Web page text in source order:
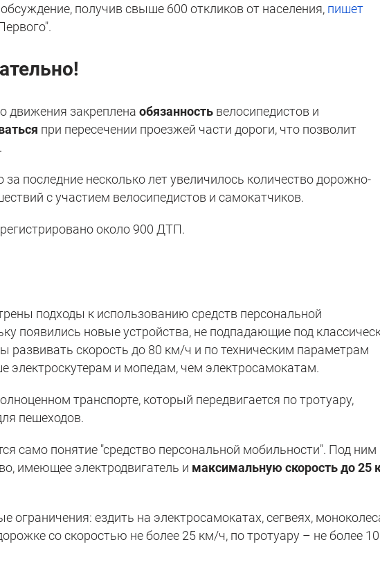
получив свыше 600 откликов от населения, пишет
движения закрепленаобязанность велосипедистов и
при пересечении проезжей части дороги, что позволит
за последние несколько лет увеличилось количество дорожно-
с участием велосипедистов и самокатчиков.
около 900 ДТП.
подходы к использованию средств персональной
появились новые устройства, не подпадающие под
развивать скорость до 80 км/ч и по техническим параметрам
электроскутерам и мопедам, чем электросамокатам.
транспорте, который передвигается по тротуару,
пешеходов.
само понятие "средство персональной мобильности". Под ним
имеющее электродвигатель и максимальную скорость до 25
ограничения: ездить на электросамокатах, сегвеях,
со скоростью не более 25 км/ч, по тротуару – не более 10